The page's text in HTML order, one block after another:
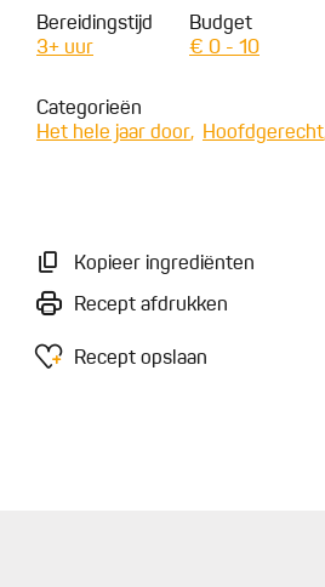
Bereidingstijd
3+ uur
Budget
€ 0 - 10
Categorieën
Het hele jaar door
Hoofdgerecht
Kopieer ingrediënten
Recept afdrukken
Recept opslaan